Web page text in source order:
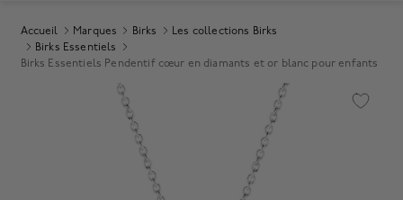
Accueil Marques Birks
Les collections Birks
Birks Essentiels
Birks Essentiels Pendentif cœur en diamants et or blanc pour enfants
Product Images